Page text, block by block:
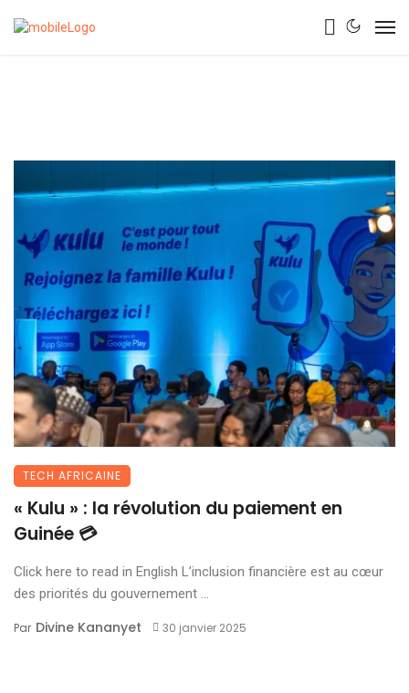
TECH AFRICAINE
« Kulu » : la révolution du paiement en
Guinée 💳
Click here to read in English L’inclusion financière est au cœur
des priorités du gouvernement ...
Par Divine Kananyet 30 janvier 2025